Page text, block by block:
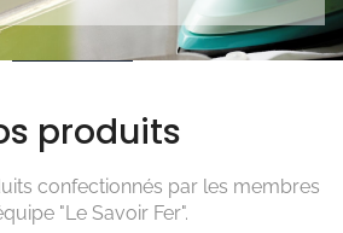
produits
confectionnés par les membres
"Le Savoir Fer".